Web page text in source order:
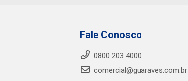
Fale Conosco
0800 203 4000
comercial@guaraves.com.br